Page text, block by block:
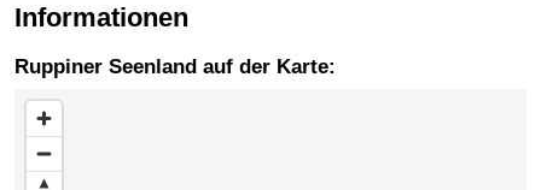
Informationen
Ruppiner Seenland auf der Karte:
Karte überspringen